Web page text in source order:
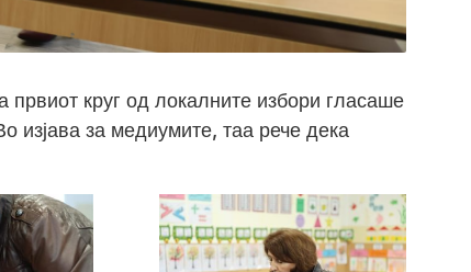
круг од локалните избори гласаше
за медиумите, таа рече дека